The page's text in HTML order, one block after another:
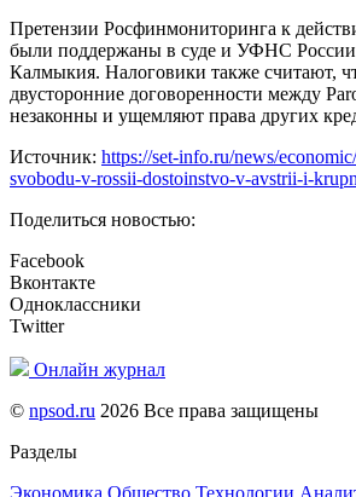
Претензии Росфинмониторинга к
были поддержаны в суде и УФНС России
Калмыкия. Налоговики также считают,
двусторонние договоренности между
незаконны и ущемляют права других
Источник: https://set-info.ru/news/
svobodu-v-rossii-dostoinstvo-v-avstrii-i-
Поделиться новостью:
Facebook
Вконтакте
Одноклассники
Twitter
Онлайн журнал
© npsod.ru 2026 Все права защищены
Разделы